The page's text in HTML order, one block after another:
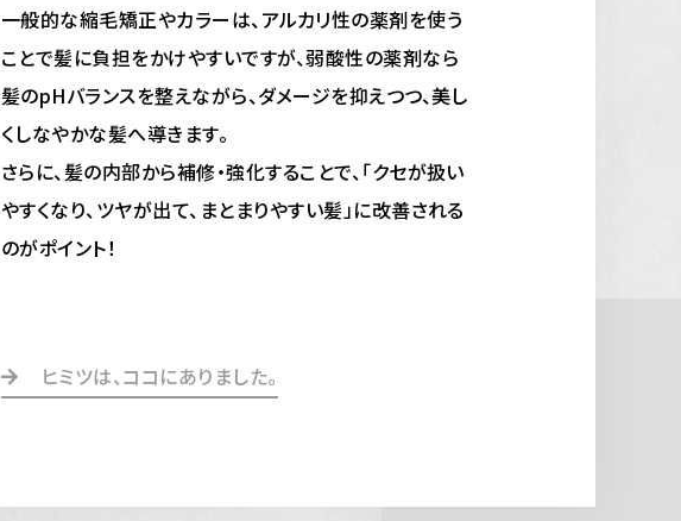
一般的な縮毛矯正やカラーは、アルカリ性の薬剤を使う
ことで髪に負担をかけやすいですが、弱酸性の薬剤なら
髪のpHバランスを整えながら、ダメージを抑えつつ、美し
くしなやかな髪へ導きます。
さらに、髪の内部から補修・強化することで、「クセが扱い
やすくなり、ツヤが出て、まとまりやすい髪」に改善される
のがポイント！
ヒミツは、ココにありました。